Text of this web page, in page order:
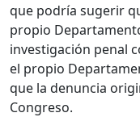
que podría sugerir
propio
investigación penal
el propio
que la denuncia
Congreso.